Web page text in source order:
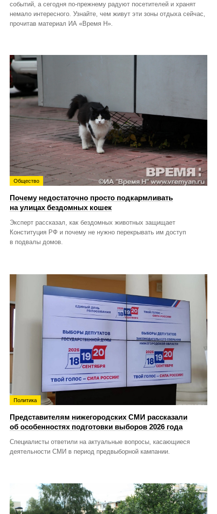
событий, а сегодня по‑прежнему радуют посетителей и хранят
немало интересного. Узнайте, чем живут эти зоны отдыха сейчас,
прочитав материал ИА «Время Н».
Общество
Почему недостаточно просто подкармливать
на улицах бездомных кошек
Эксперт рассказал, как бездомных животных защищает
Конституция РФ и почему не нужно перекрывать им доступ
в подвалы домов.
Политика
Представителям нижегородских СМИ рассказали
об особенностях подготовки выборов 2026 года
Специалисты ответили на актуальные вопросы, касающиеся
деятельности СМИ в период предвыборной кампании.